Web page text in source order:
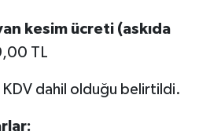
kesim ücreti (askıda
TL
dahil olduğu belirtildi.